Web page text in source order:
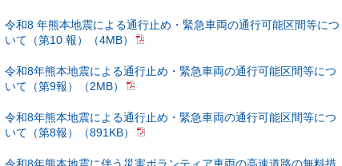
令和8 年熊本地震による通行止め・緊急車両の通行可能区間等につ
いて（第10 報）（4MB）
令和8年熊本地震による通行止め・緊急車両の通行可能区間等につ
いて（第9報）（2MB）
令和8年熊本地震による通行止め・緊急車両の通行可能区間等につ
いて（第8報）（891KB）